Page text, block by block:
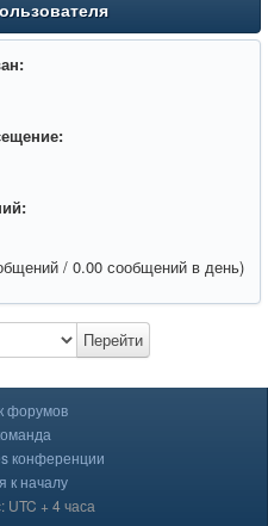
/ 0.00 сообщений в день)
Перейти
форумов
конференции
к началу
UTC + 4 часа